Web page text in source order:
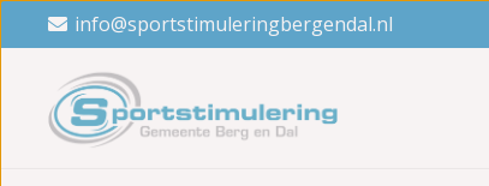
info@sportstimuleringbergendal.nl